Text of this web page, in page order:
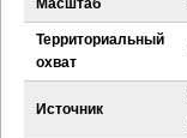
е
с
ь
Масштаб
Территориальный
охват
Источник